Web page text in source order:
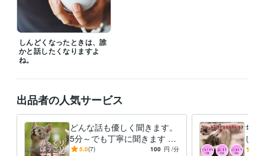
しんどくなったときは、誰
かと話したくなりますよ
ね。
出品者の人気サービス
どんな話も優しく聞きます。
5分～でも丁寧に聞きます 話
せるだけで少し楽になります
5.0(7) 100 円 /分
ちょ
し
い事